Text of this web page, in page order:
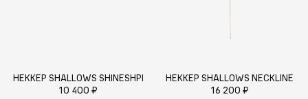
НЕККЕР SHALLOWS SHINESHPI
10 400 ₽
НЕККЕР SHALLOWS NECKLINE
16 200 ₽